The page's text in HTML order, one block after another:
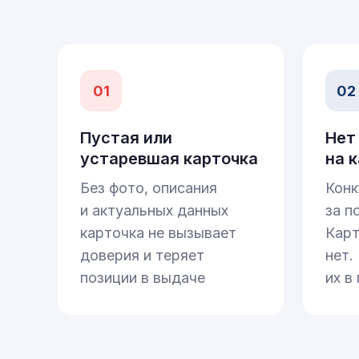
01
Пустая или
устаревшая карточка
Без фото, описания
и актуальных данных
карточка не вызывает
доверия и теряет
позиции в выдаче
02
на
за
нет.
их в